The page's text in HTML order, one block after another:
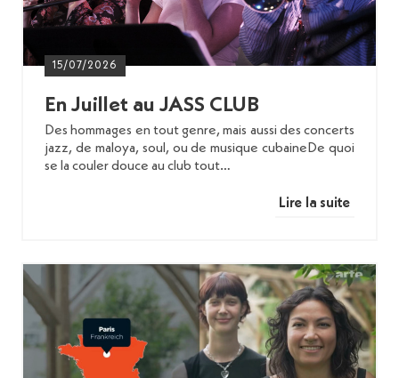
15/07/2026
En Juillet au JASS CLUB
Des hommages en tout genre, mais aussi des concerts
jazz, de maloya, soul, ou de musique cubaineDe quoi
se la couler douce au club tout…
Lire la suite